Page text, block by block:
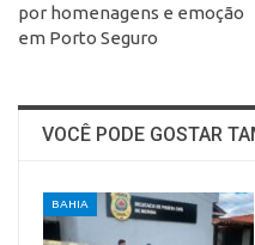
por homenagens e emoção
em Porto Seguro
VOCÊ PODE GOSTAR
BAHIA